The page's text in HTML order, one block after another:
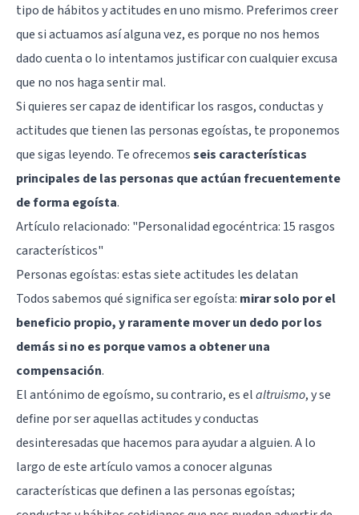
tipo de hábitos y actitudes en uno mismo. Preferimos creer
que si actuamos así alguna vez, es porque no nos hemos
dado cuenta o lo intentamos justificar con cualquier excusa
que no nos haga sentir mal.
Si quieres ser capaz de identificar los rasgos, conductas y
actitudes que tienen las personas egoístas, te proponemos
que sigas leyendo. Te ofrecemosseis características
principales de las personas que actúan frecuentemente
de forma egoísta.
Artículo relacionado: "Personalidad egocéntrica: 15 rasgos
característicos"
Personas egoístas: estas siete actitudes les delatan
Todos sabemos qué significa ser egoísta: mirar solo por el
beneficio propio, y raramente mover un dedo por los
demás si no es porque vamos a obtener una
compensación.
El antónimo de egoísmo, su contrario, es elaltruismo, y se
define por ser aquellas actitudes y conductas
desinteresadas que hacemos para ayudar a alguien. A lo
largo de este artículo vamos a conocer algunas
características que definen a las personas egoístas;